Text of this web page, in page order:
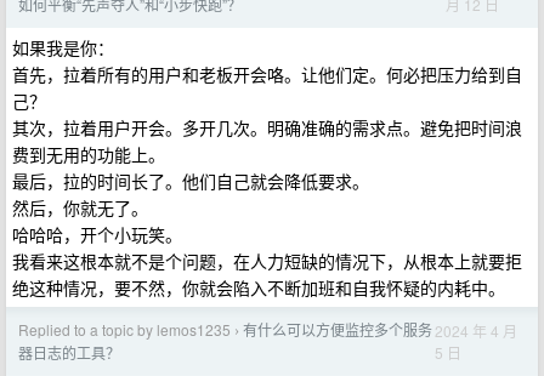
如何平衡“先声夺人”和“小步快跑”？
如果我是你：
首先，拉着所有的用户和老板开会咯。让他们定。何必把压力给到自
己？
其次，拉着用户开会。多开几次。明确准确的需求点。避免把时间浪
费到无用的功能上。
最后，拉的时间长了。他们自己就会降低要求。
然后，你就无了。
哈哈哈，开个小玩笑。
我看来这根本就不是个问题，在人力短缺的情况下，从根本上就要拒
绝这种情况，要不然，你就会陷入不断加班和自我怀疑的内耗中。
Replied to a topic by lemos1235 › 有什么可以方便监控多个服务
器日志的工具？
2024 年 4 月
5 日